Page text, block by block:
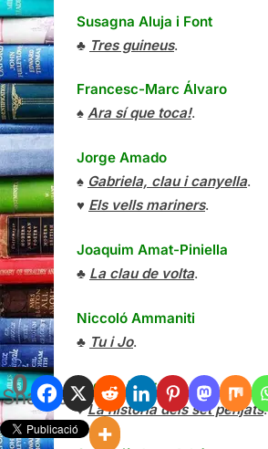
0
Shares
Susagna Aluja i Font
♣ Tres guineus.
Francesc-Marc Álvaro
♠ Ara sí que toca!.
Jorge Amado
♠ Gabriela, clau i canyella.
♥ Els vells mariners.
Joaquim Amat-Piniella
♣ La clau de volta.
Niccoló Ammaniti
♣ Tu i Jo.
Leonid Andréiev
♦La història dels set penjats.